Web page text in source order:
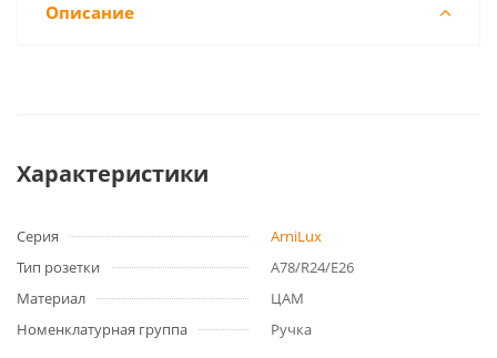
Описание
Характеристики
Серия
ArniLux
Тип розетки
А78/R24/Е26
Материал
ЦАМ
Номенклатурная группа
Ручка